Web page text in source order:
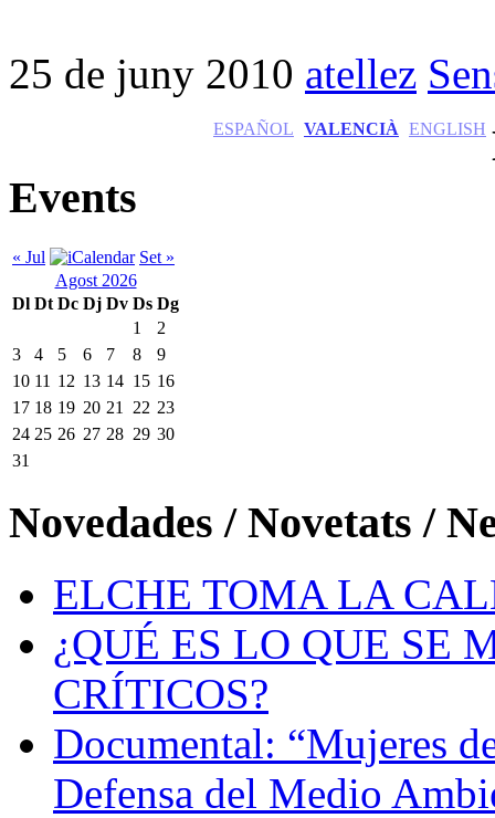
25 de juny 2010 atellez
ESPAÑOL VALENCIÀ ENGLISH
Events
« Jul
Set »
Agost 2026
Dl Dt Dc Dj Dv Ds Dg
1
2
3
4 5 6 7 8
9
10 11 12 13 14 15 16
17 18 19 20 21 22 23
24 25 26 27 28 29 30
31
Novedades / Novetats /
ELCHE TOMA LA
¿QUÉ ES LO QUE SE
CRÍTICOS?
Documental: “Mujeres
Defensa del Medio